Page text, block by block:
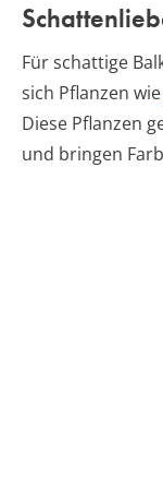
Für schattige
sich Pflanzen wie
Diese Pflanzen
und bringen